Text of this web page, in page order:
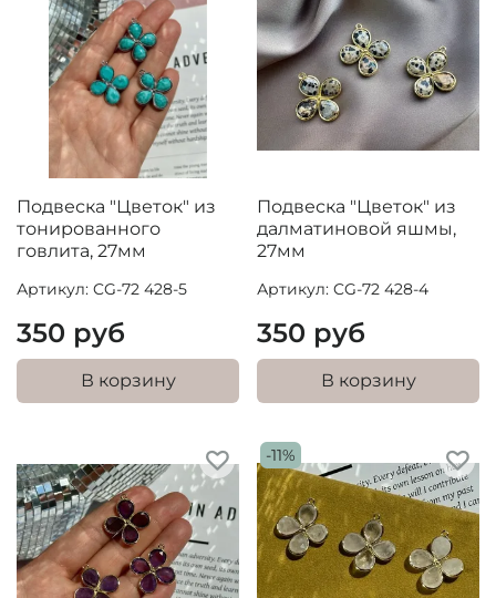
Подвеска "Цветок" из
тонированного
говлита, 27мм
Артикул: CG-72 428-5
350 руб
В корзину
Подвеска "Цветок" из
далматиновой яшмы,
27мм
Артикул: CG-72 428-4
350 руб
В корзину
-11%